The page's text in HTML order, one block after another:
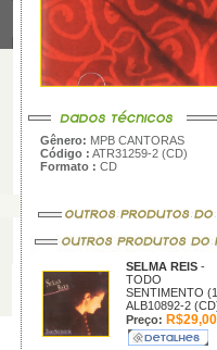
Gênero: MPB CANTORAS
Código : ATR31259-2 (CD)
Formato : CD
SELMA REIS -
TODO
SENTIMENTO
ALB10892-2
Preço: R$29,00